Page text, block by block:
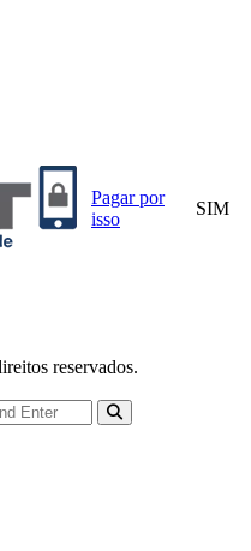
Pagar por
isso
SIM
reservados.